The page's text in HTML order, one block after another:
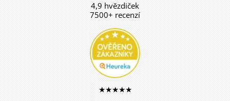
4,9 hvězdiček
7500+ recenzí
★★★★★